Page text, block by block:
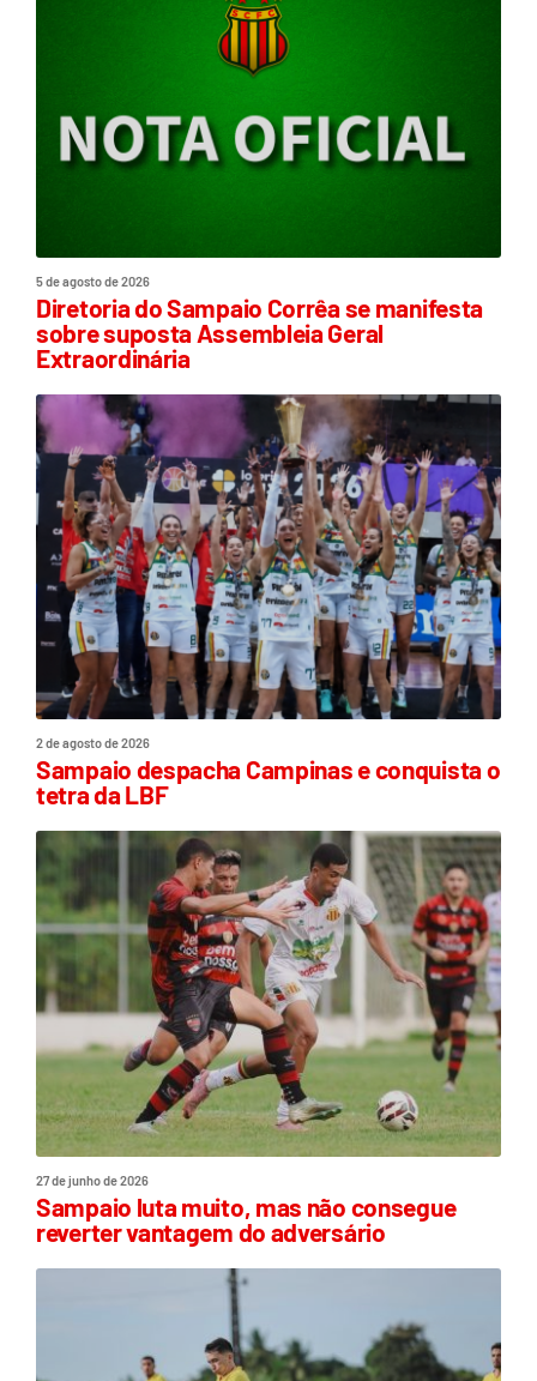
5 de agosto de 2026
Diretoria do Sampaio Corrêa se manifesta
sobre suposta Assembleia Geral
Extraordinária
2 de agosto de 2026
Sampaio despacha Campinas e conquista o
tetra da LBF
27 de junho de 2026
Sampaio luta muito, mas não consegue
reverter vantagem do adversário